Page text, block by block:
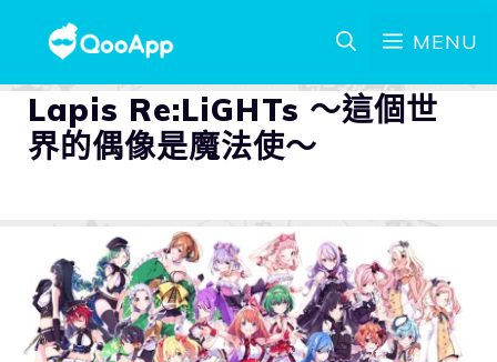
MENU
Lapis Re:LiGHTs ～這個世
界的偶像是魔法使～